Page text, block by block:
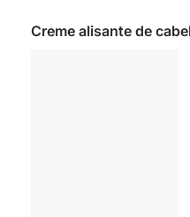
Creme alisante de